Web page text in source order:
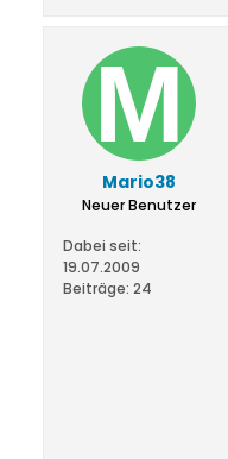
Mario38
Neuer Benutzer
Dabei seit:
19.07.2009
Beiträge: 24